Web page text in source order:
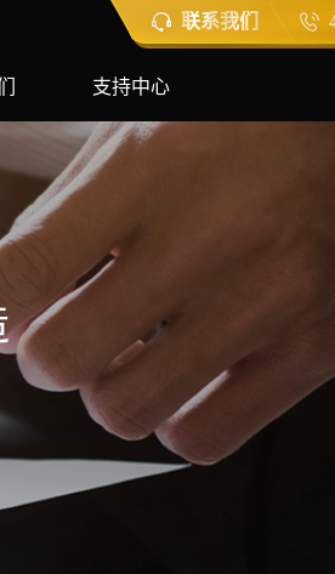
联系我们
支持中心